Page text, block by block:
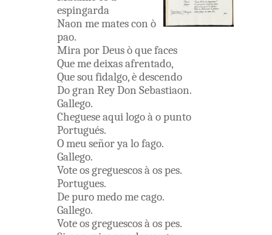
espingarda
Naon mematescon ò
pao.
MiraporDeusòquefaces
Quemedeixasafrentado,
Quesoufidalgo,èdescendo
Dogran ReyDon Sebastiaon.
Gallego.
Chegueseaquilogoà opunto
Portugués.
Omeuseñoryalofago.
Gallego.
Voteosgreguescosà ospes.
Portugues.
Depuromedomecago.
Gallego.
Voteosgreguescosà ospes.